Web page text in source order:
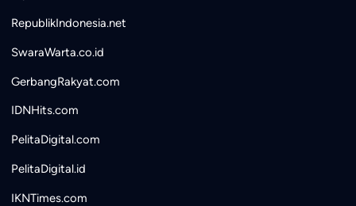
RepublikIndonesia.net
SwaraWarta.co.id
GerbangRakyat.com
IDNHits.com
PelitaDigital.com
PelitaDigital.id
IKNTimes.com